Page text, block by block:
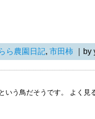
ら農園日記, 市田柿 ｜by
いう鳥だそうです。 よく見